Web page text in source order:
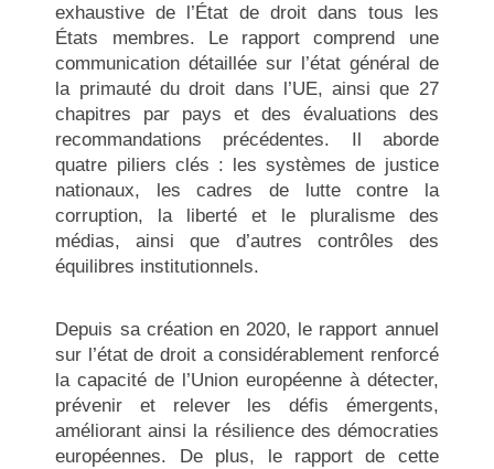
exhaustive de l’État de droit dans tous les
États membres. Le rapport comprend une
communication détaillée sur l’état général de
la primauté du droit dans l’UE, ainsi que 27
chapitres par pays et des évaluations des
recommandations précédentes. Il aborde
quatre piliers clés : les systèmes de justice
nationaux, les cadres de lutte contre la
corruption, la liberté et le pluralisme des
médias, ainsi que d’autres contrôles des
équilibres institutionnels.
Depuis sa création en 2020, le rapport annuel
sur l’état de droit a considérablement renforcé
la capacité de l’Union européenne à détecter,
prévenir et relever les défis émergents,
améliorant ainsi la résilience des démocraties
européennes. De plus, le rapport de cette